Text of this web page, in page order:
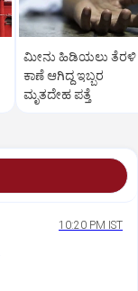
ಮೀನು ಹಿಡಿಯಲು ತೆರಳಿ
ಕಾಣೆ ಆಗಿದ್ದ ಇಬ್ಬರ
ಮೃತದೇಹ ಪತ್ತೆ
10:20 PM IST